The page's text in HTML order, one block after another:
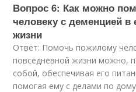
Вопрос 6: Как можно
человеку с деменцией в
жизни
Ответ: Помочь пожилому
повседневной жизни можно,
собой, обеспечивая его
помогая ему с делами по